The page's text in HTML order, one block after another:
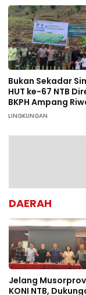
Bukan Sekadar
HUT ke-67 NTB
BKPH Ampang
Aksi Tanam Pohon
LINGKUNGAN
DAERAH
Jelang Musorprov
KONI NTB,